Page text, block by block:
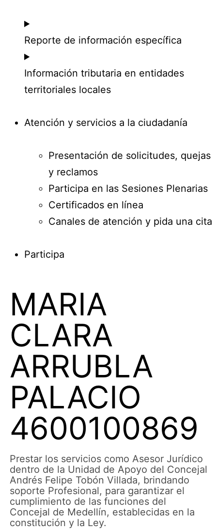
Reporte de información específica
Información tributaria en entidades
territoriales locales
Atención y servicios a la ciudadanía
Presentación de solicitudes, quejas
y reclamos
Participa en las Sesiones Plenarias
Certificados en línea
Canales de atención y pida una cita
Participa
MARIA
CLARA
ARRUBLA
PALACIO
4600100869
Prestar los servicios como Asesor Jurídico
dentro de la Unidad de Apoyo del Concejal
Andrés Felipe Tobón Villada, brindando
soporte Profesional, para garantizar el
cumplimiento de las funciones del
Concejal de Medellín, establecidas en la
constitución y la Ley.